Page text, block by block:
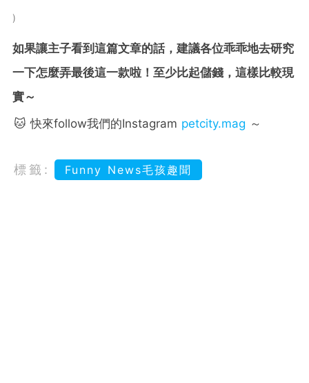
如果讓主子看到這篇文章的話，建議各位乖乖地去研究
一下怎麼弄最後這一款啦！至少比起儲錢，這樣比較現
實～
🐱 快來follow我們的Instagram petcity.mag ～
標籤: Funny News毛孩趣聞